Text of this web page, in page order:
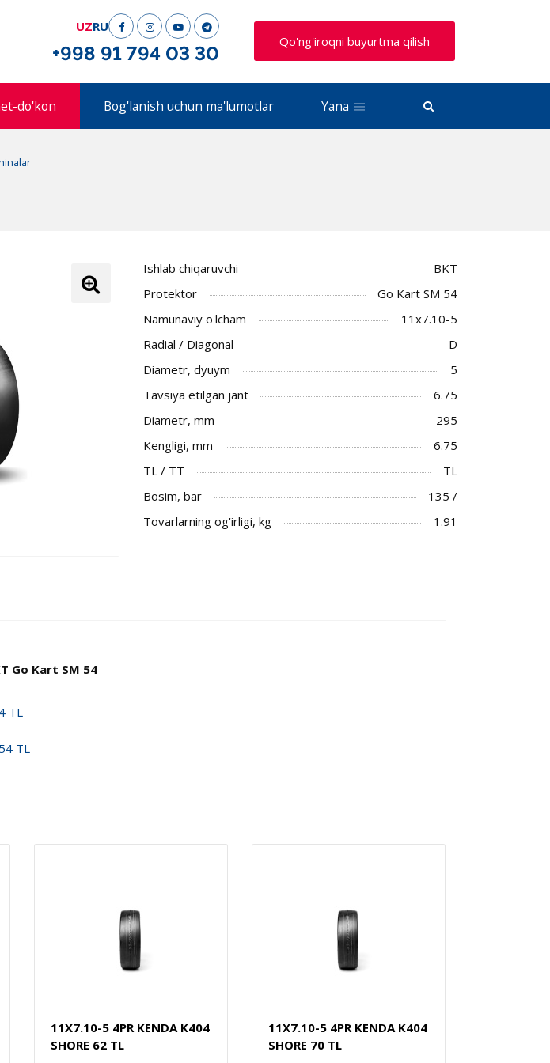
UZRU
+998 91 794 03 30
Qo'ng'iroqni buyurtma qilish
do'kon Bog'lanish uchun ma'lumotlar Yana
Ishlab chiqaruvchi
BKT
Protektor
Go Kart SM 54
Namunaviy o'lcham
11x7.10-5
Radial / Diagonal
D
Diametr, dyuym
5
Tavsiya etilgan jant
6.75
Diametr, mm
295
Kengligi, mm
6.75
TL / TT
TL
Bosim, bar
135 /
Tovarlarning og'irligi, kg
1.91
Go Kart SM 54
TL
TL
11X7.10-5 4PR KENDA K404
SHORE 62 TL
11X7.10-5 4PR KENDA K404
SHORE 70 TL